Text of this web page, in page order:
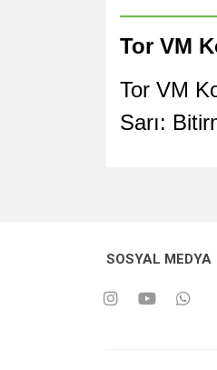
Tor VM
Tor VM
Sarı:
SOSYAL MEDYA